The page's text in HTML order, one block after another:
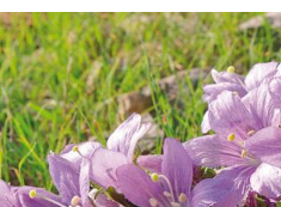
ALLEVAMENTI
BIODIVERSITÀ
CUCINA